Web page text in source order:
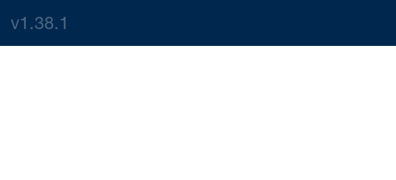
v1.38.1